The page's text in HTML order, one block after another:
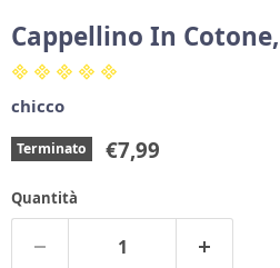
Cappellino In
chicco
Terminato Prezzo corrente
€7,99
Quantità